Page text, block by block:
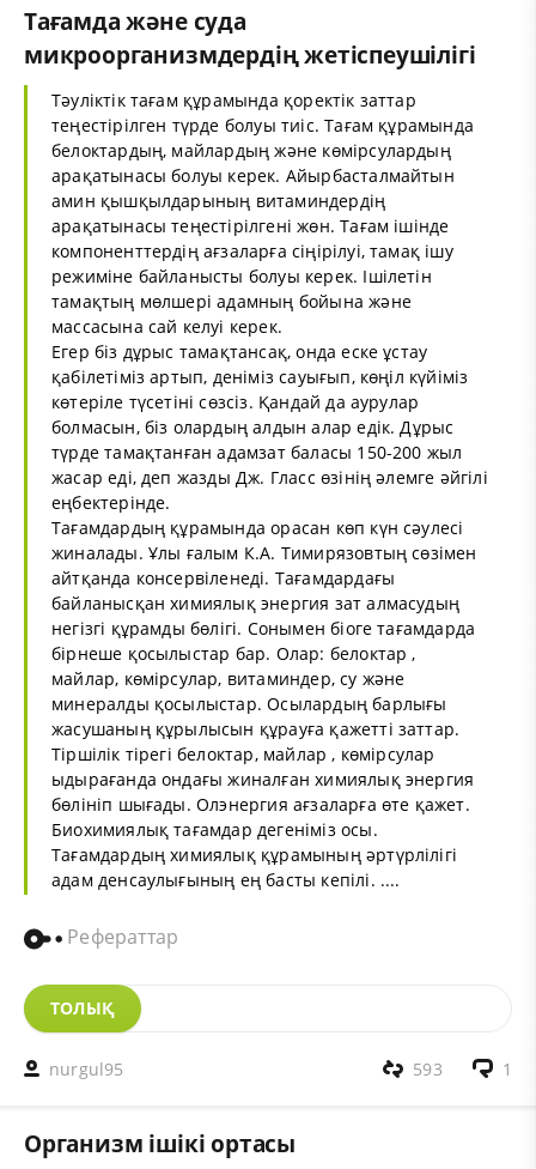
Тағамда және суда
микроорганизмдердің жетіспеушілігі
Тәуліктік тағам құрамында қоректік заттар
теңестірілген түрде болуы тиіс. Тағам құрамында
белоктардың, майлардың және көмірсулардың
арақатынасы болуы керек. Айырбасталмайтын
амин қышқылдарының витаминдердің
арақатынасы теңестірілгені жөн. Тағам ішінде
компоненттердің ағзаларға сіңірілуі, тамақ ішу
режиміне байланысты болуы керек. Ішілетін
тамақтың мөлшері адамның бойына және
массасына сай келуі керек.
Егер біз дұрыс тамақтансақ, онда еске ұстау
қабілетіміз артып, деніміз сауығып, көңіл күйіміз
көтеріле түсетіні сөзсіз. Қандай да аурулар
болмасын, біз олардың алдын алар едік. Дұрыс
түрде тамақтанған адамзат баласы 150-200 жыл
жасар еді, деп жазды Дж. Гласс өзінің әлемге әйгілі
еңбектерінде.
Тағамдардың құрамында орасан көп күн сәулесі
жиналады. Ұлы ғалым К.А. Тимирязовтың сөзімен
айтқанда консервіленеді. Тағамдардағы
байланысқан химиялық энергия зат алмасудың
негізгі құрамды бөлігі. Сонымен біоге тағамдарда
бірнеше қосылыстар бар. Олар: белоктар ,
майлар, көмірсулар, витаминдер, су және
минералды қосылыстар. Осылардың барлығы
жасушаның құрылысын құрауға қажетті заттар.
Тіршілік тірегі белоктар, майлар , көмірсулар
ыдырағанда ондағы жиналған химиялық энергия
бөлініп шығады. Олэнергия ағзаларға өте қажет.
Биохимиялық тағамдар дегеніміз осы.
Тағамдардың химиялық құрамының әртүрлілігі
адам денсаулығының ең басты кепілі. ....
Рефераттар
ТОЛЫҚ
nurgul95 1
593
Организм ішікі ортасы